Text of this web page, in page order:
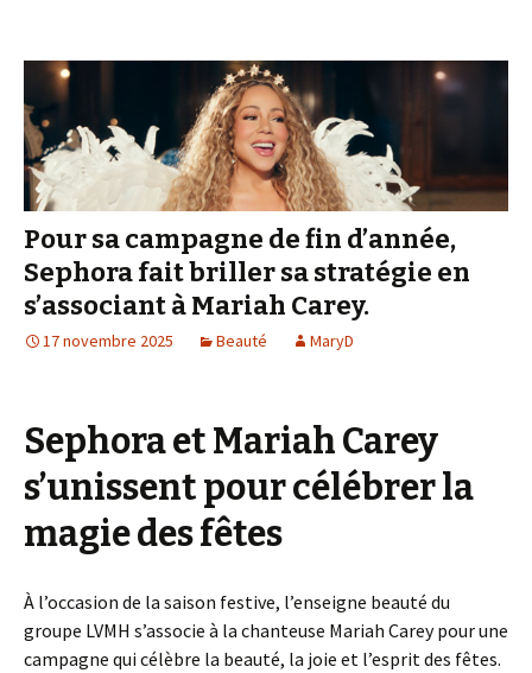
Pour sa campagne de fin d’année,
Sephora fait briller sa stratégie en
s’associant à Mariah Carey.
17 novembre 2025 Beauté MaryD
Sephora et Mariah Carey
s’unissent pour célébrer la
magie des fêtes
À l’occasion de la saison festive, l’enseigne beauté du
groupe LVMH s’associe à la chanteuse Mariah Carey pour une
campagne qui célèbre la beauté, la joie et l’esprit des fêtes.